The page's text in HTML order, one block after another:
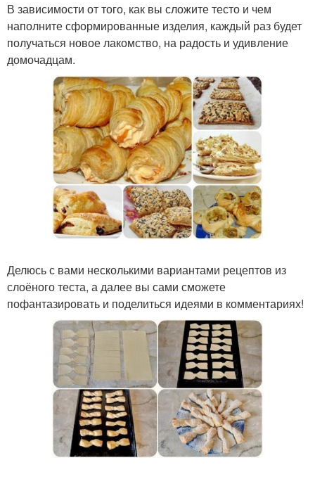
В зависимости от того, как вы сложите тесто и чем
наполните сформированные изделия, каждый раз будет
получаться новое лакомство, на радость и удивление
домочадцам.
Делюсь с вами несколькими вариантами рецептов из
слоёного теста, а далее вы сами сможете
пофантазировать и поделиться идеями в комментариях!